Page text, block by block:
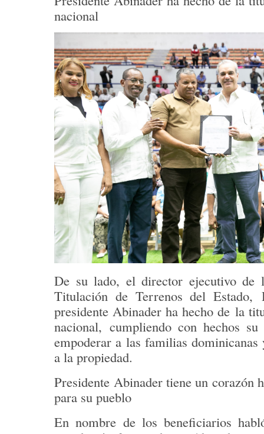
nacional
De su lado, el director ejecutivo de
Titulación de Terrenos del Estado,
presidente Abinader ha hecho dela
nacional, cumpliendo con hechos
empoderar a las familias
a la propiedad.
Presidente Abinader tiene un corazón
para su pueblo
En nombre de los beneficiarios